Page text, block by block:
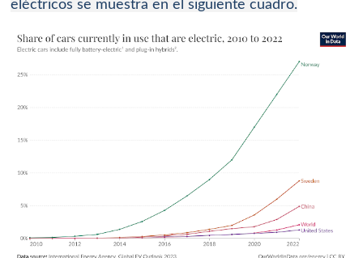
eléctricos se muestra en el siguiente cuadro.